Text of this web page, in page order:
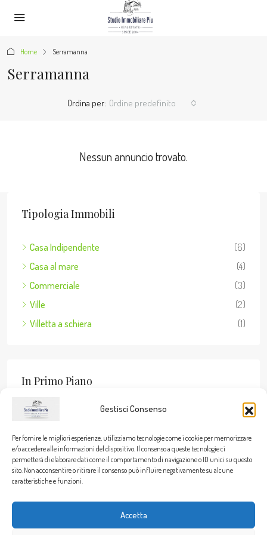
Gestisci Consenso
Per fornire le migliori esperienze, utilizziamo tecnologie come i cookie per memorizzare
e/o accedere alle informazioni del dispositivo. Il consenso a queste tecnologie ci
permetterà di elaborare dati come il comportamento di navigazione o ID unici su questo
sito. Non acconsentire o ritirare il consenso può influire negativamente su alcune
caratteristiche e funzioni.
Accetta
Home Serramanna
Serramanna
Ordina per: Ordine predefinito
Nessun annuncio trovato.
Tipologia Immobili
Casa Indipendente
(6)
Casa al mare
(4)
Commerciale
(3)
Ville
(2)
Villetta a schiera
(1)
In Primo Piano
Stato Dell’immobile
Vendita (16)